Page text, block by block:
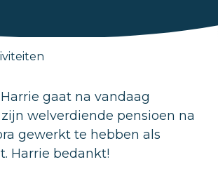
gaat na vandaag
welverdiende pensioen na
gewerkt te hebben als
Harrie bedankt!